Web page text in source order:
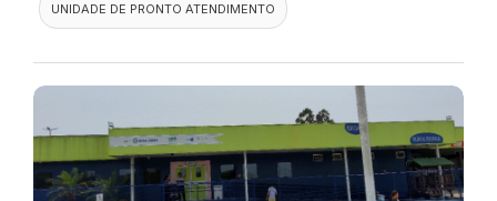
UNIDADE DE PRONTO ATENDIMENTO